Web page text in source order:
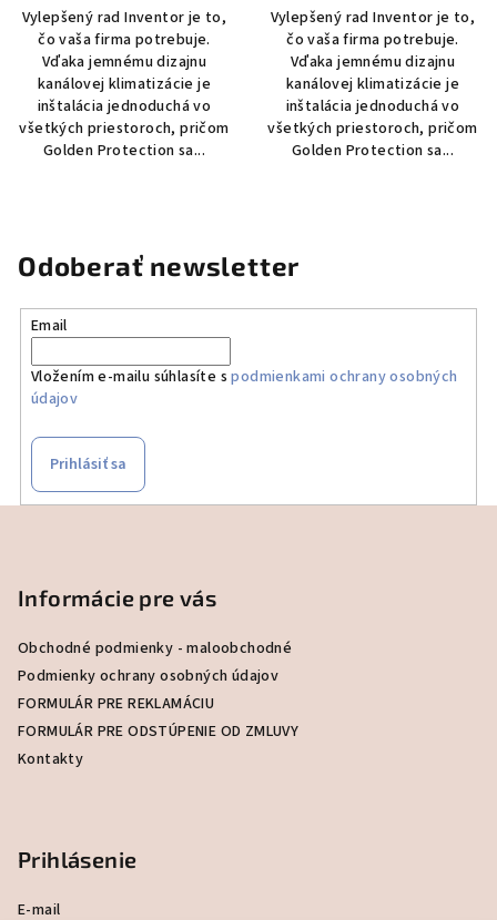
Vylepšený rad Inventor je to,
čo vaša firma potrebuje.
Vďaka jemnému dizajnu
kanálovej klimatizácie je
inštalácia jednoduchá vo
všetkých priestoroch, pričom
Golden Protection sa...
Vylepšený rad Inventor je to,
čo vaša firma potrebuje.
Vďaka jemnému dizajnu
kanálovej klimatizácie je
inštalácia jednoduchá vo
všetkých priestoroch, pričom
Golden Protection sa...
Odoberať newsletter
Email
Vložením e-mailu súhlasíte spodmienkami ochrany osobných
údajov
Prihlásiť sa
Informácie pre vás
Obchodné podmienky - maloobchodné
Podmienky ochrany osobných údajov
FORMULÁR PRE REKLAMÁCIU
FORMULÁR PRE ODSTÚPENIE OD ZMLUVY
Kontakty
Prihlásenie
E-mail